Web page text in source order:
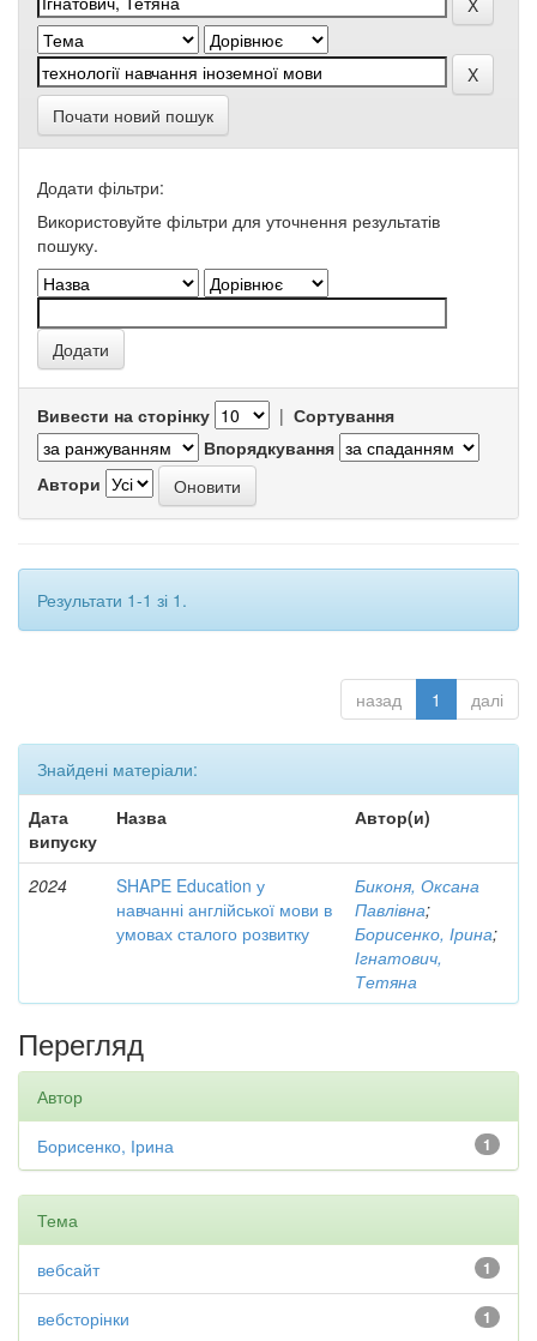
Почати новий пошук
Додати фільтри:
Використовуйте фільтри для уточнення результатів
пошуку.
Вивести на сторінку | Сортування
Впорядкування
Автори
Результати 1-1 зі 1.
назад 1 далі
Знайдені матеріали:
Дата
випуску
Назва Автор(и)
2024
SHAPE Education у
навчанні англійської мови в
умовах сталого розвитку
Биконя, Оксана
Павлівна;
Борисенко, Ірина;
Ігнатович,
Тетяна
Перегляд
Автор
1
Борисенко, Ірина
Тема
1
вебсайт
1
вебсторінки